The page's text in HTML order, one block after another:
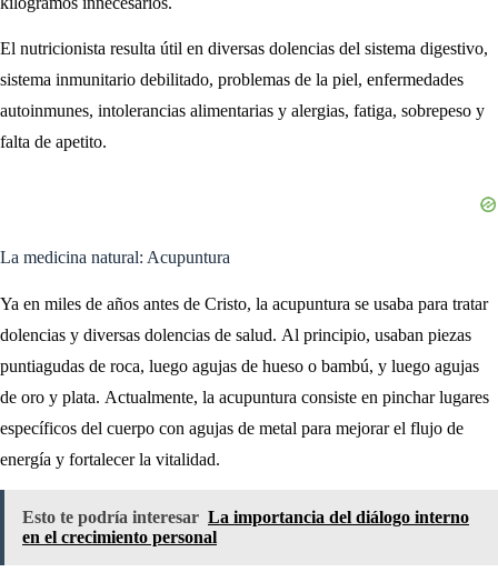
El nutricionista resulta útil en diversas dolencias del sistema digestivo,
sistema inmunitario debilitado, problemas de la piel, enfermedades
autoinmunes, intolerancias alimentarias y alergias, fatiga, sobrepeso y
falta de apetito.
La medicina natural: Acupuntura
Ya en miles de años antes de Cristo, la acupuntura se usaba para tratar
dolencias y diversas dolencias de salud. Al principio, usaban piezas
puntiagudas de roca, luego agujas de hueso o bambú, y luego agujas
de oro y plata. Actualmente, la acupuntura consiste en pinchar lugares
específicos del cuerpo con agujas de metal para mejorar el flujo de
energía y fortalecer la vitalidad.
Esto te podría interesar La importancia del diálogo interno
en el crecimiento personal